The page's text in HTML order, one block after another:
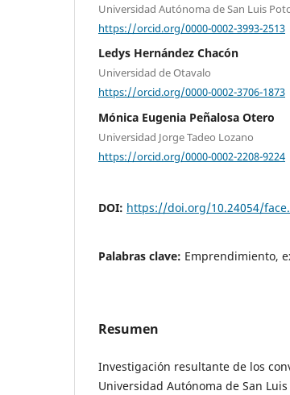
Universidad Autónoma de San Luis
https://orcid.org/0000-0002-3993-2513
Ledys Hernández Chacón
Universidad de Otavalo
https://orcid.org/0000-0002-3706-1873
Mónica Eugenia Peñalosa Otero
Universidad Jorge Tadeo Lozano
https://orcid.org/0000-0002-2208-9224
DOI: https://doi.org/10.24054/
Palabras clave: Emprendimiento,
Resumen
Investigación resultante de los
Universidad Autónoma de San